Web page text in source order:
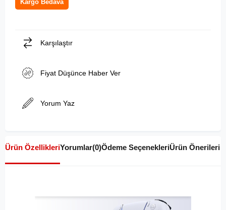
Kargo Bedava
Karşılaştır
Fiyat Düşünce Haber Ver
Yorum Yaz
Ürün ÖzellikleriYorumlar(0)Ödeme SeçenekleriÜrün Önerileri